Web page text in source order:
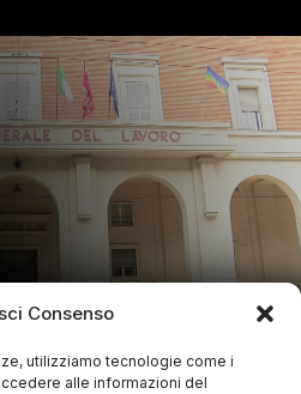
Consenso
utilizziamo tecnologie come i
alle informazioni del